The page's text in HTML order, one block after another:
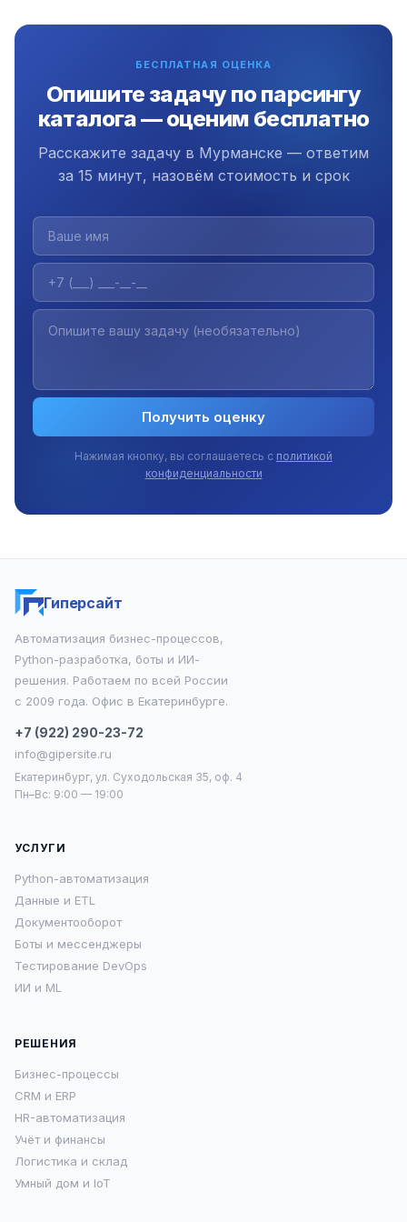
документацию и инструкцию. Плюс 3 месяца
БЕСПЛАТНАЯ ОЦЕНКА
Опишите задачу по парсингу
каталога — оценим бесплатно
Расскажите задачу в Мурманске — ответим
за 15 минут, назовём стоимость и срок
Получить оценку
Нажимая кнопку, вы соглашаетесь с политикой
конфиденциальности
Гиперсайт
Автоматизация бизнес-процессов,
Python-разработка, боты и ИИ-
решения. Работаем по всей России
с 2009 года. Офис в Екатеринбурге.
+7 (922) 290-23-72
info@gipersite.ru
Екатеринбург, ул. Суходольская 35, оф. 4
Пн–Вс: 9:00 — 19:00
УСЛУГИ
Python-автоматизация
Данные и ETL
Документооборот
Боты и мессенджеры
Тестирование DevOps
ИИ и ML
РЕШЕНИЯ
Бизнес-процессы
CRM и ERP
HR-автоматизация
Учёт и финансы
Логистика и склад
Умный дом и IoT